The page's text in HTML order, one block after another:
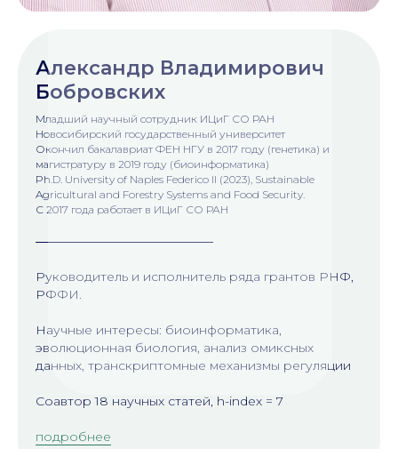
Александр Владимирович
Бобровских
Младший научный сотрудник ИЦиГ СО РАН
Новосибирский государственный университет
Окончил бакалавриат ФЕН НГУ в 2017 году (генетика) и
магистратуру в 2019 году (биоинформатика)
Ph.D. University of Naples Federico II (2023), Sustainable
Agricultural and Forestry Systems and Food Security.
С 2017 года работает в ИЦиГ СО РАН
Руководитель и исполнитель ряда грантов РНФ,
РФФИ.
Научные интересы: биоинформатика,
эволюционная биология, анализ омиксных
данных, транскриптомные механизмы регуляции
Соавтор 18 научных статей, h-index = 7
подробнее